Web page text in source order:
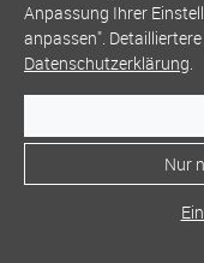
Anpassung Ihrer
anpassen".
Datenschutzerklärung.
Nur